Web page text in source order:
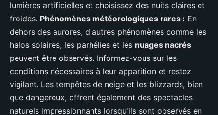
lumières artificielles et choisissez des nuits claires et
froides. Phénomènes météorologiques rares : En
dehors des aurores, d'autres phénomènes comme les
halos solaires, les parhélies et les nuages nacrés
peuvent être observés. Informez-vous sur les
conditions nécessaires à leur apparition et restez
vigilant. Les tempêtes de neige et les blizzards, bien
que dangereux, offrent également des spectacles
naturels impressionnants lorsqu'ils sont observés en